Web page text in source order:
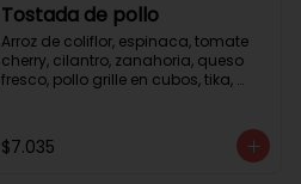
Tostada de pollo
Arroz de coliflor, espinaca, tomate
cherry, cilantro, zanahoria, queso
fresco, pollo grille en cubos, tika,
$7.035